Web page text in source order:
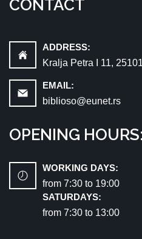
CONTACT
ADDRESS:
Kralja Petra I 11,
EMAIL:
biblioso@eunet.rs
OPENING HOURS:
WORKING DAYS:
from 7:30 tо 19:00
SATURDAYS:
from 7:30 tо 13:00